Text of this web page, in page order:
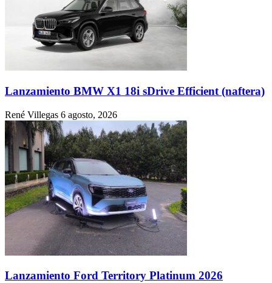
Lanzamiento BMW X1 18i sDrive Efficient (naftera)
René Villegas 6 agosto, 2026
Lanzamiento Ford Territory Platinum 2026